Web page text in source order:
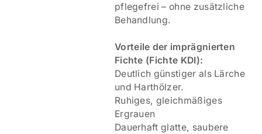
pflegefrei – ohne zusätzliche
Behandlung.
Vorteile der imprägnierten
Fichte (Fichte KDI):
Deutlich günstiger als Lärche
und Harthölzer.
Ruhiges, gleichmäßiges
Ergrauen
Dauerhaft glatte, saubere